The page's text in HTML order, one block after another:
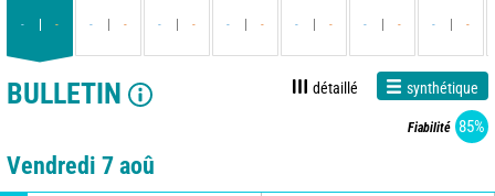
- - - - - - - - - - - - - -
BULLETIN détaillé synthétique
Fiabilité 85%
Vendredi 7 aoû